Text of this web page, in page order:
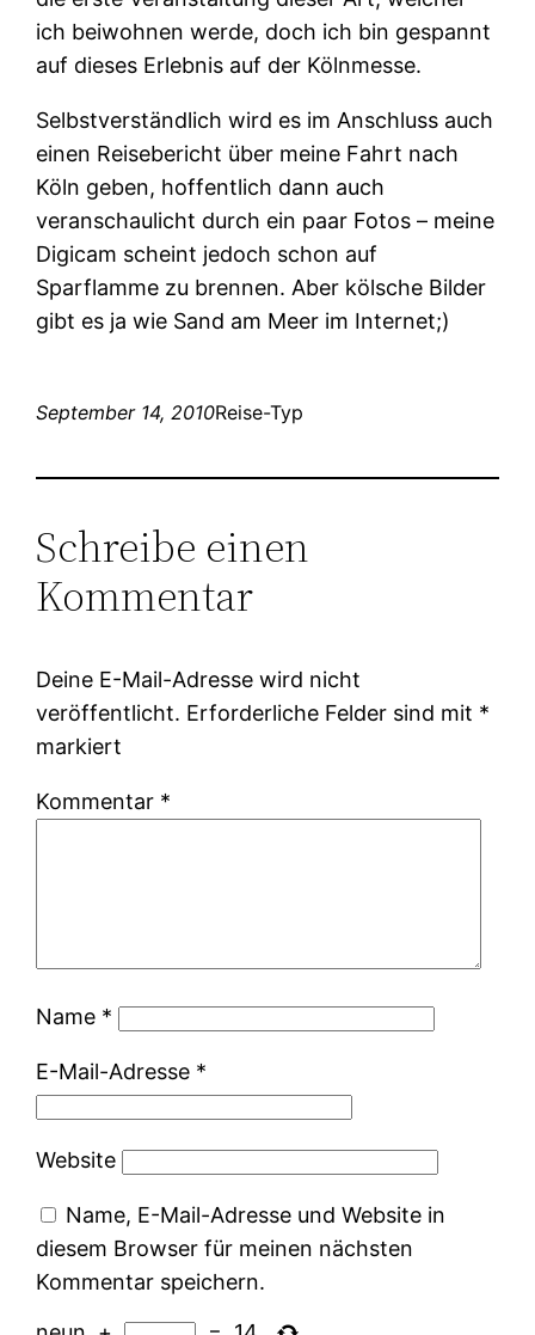
ich beiwohnen werde, doch ich bin gespannt
auf dieses Erlebnis auf der Kölnmesse.
Selbstverständlich wird es im Anschluss auch
einen Reisebericht über meine Fahrt nach
Köln geben, hoffentlich dann auch
veranschaulicht durch ein paar Fotos – meine
Digicam scheint jedoch schon auf
Sparflamme zu brennen. Aber kölsche Bilder
gibt es ja wie Sand am Meer im Internet;)
September 14, 2010Reise-Typ
Schreibe einen
Kommentar
Deine E-Mail-Adresse wird nicht
veröffentlicht. Erforderliche Felder sind mit *
markiert
Kommentar *
Name *
E-Mail-Adresse *
Website
Name, E-Mail-Adresse und Website in
diesem Browser für meinen nächsten
Kommentar speichern.